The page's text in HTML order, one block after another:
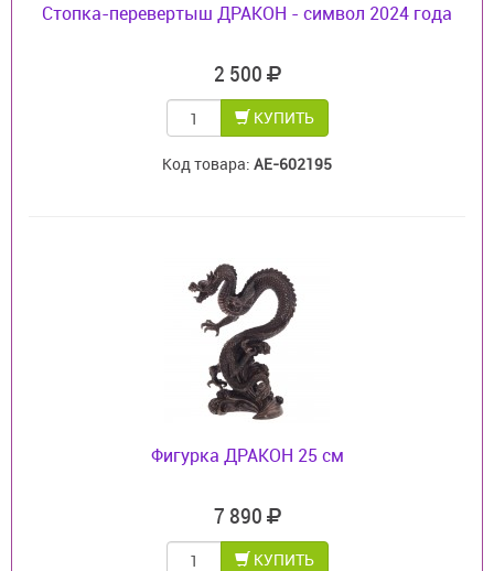
Стопка-перевертыш ДРАКОН - символ 2024 года
2 500
КУПИТЬ
Код товара: AE-602195
Фигурка ДРАКОН 25 см
7 890
КУПИТЬ